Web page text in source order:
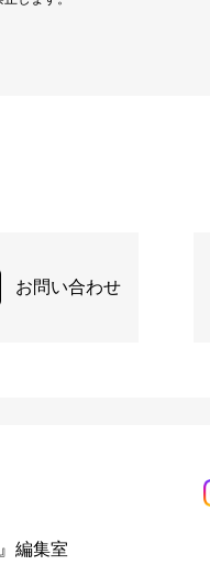
お問い合わせ
編集室